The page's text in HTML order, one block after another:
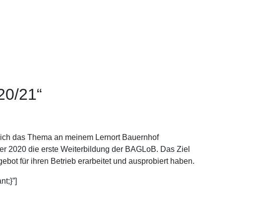
21“
das Thema an meinem Lernort Bauernhof
2020 die erste Weiterbildung der BAGLoB. Das Ziel
für ihren Betrieb erarbeitet und ausprobiert haben.